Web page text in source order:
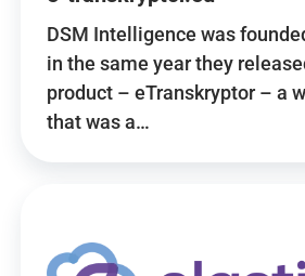
DSM Intelligence was
in the same year they
product – eTranskryptor – a
that was a…